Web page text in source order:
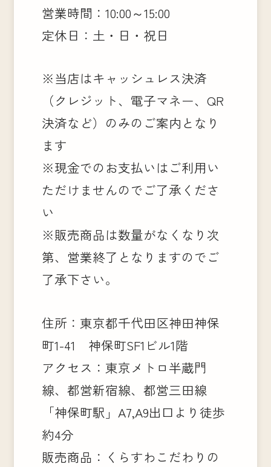
営業時間：10:00～15:00
定休日：土・日・祝日
※当店はキャッシュレス決済
（クレジット、電子マネー、QR
決済など）のみのご案内となり
ます
※現金でのお支払いはご利用い
ただけませんのでご了承くださ
い
※販売商品は数量がなくなり次
第、営業終了となりますのでご
了承下さい。
住所：東京都千代田区神田神保
町1-41 神保町SF1ビル1階
アクセス：東京メトロ半蔵門
線、都営新宿線、都営三田線
「神保町駅」A7,A9出口より徒歩
約4分
販売商品：くらすわこだわりの